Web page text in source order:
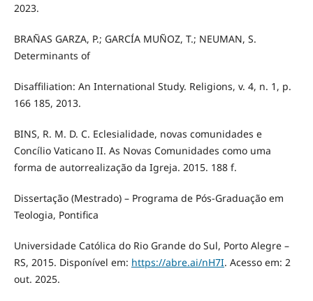
2023.
BRAÑAS GARZA, P.; GARCÍA MUÑOZ, T.; NEUMAN, S.
Determinants of
Disaffiliation: An International Study. Religions, v. 4, n. 1, p.
166 185, 2013.
BINS, R. M. D. C. Eclesialidade, novas comunidades e
Concílio Vaticano II. As Novas Comunidades como uma
forma de autorrealização da Igreja. 2015. 188 f.
Dissertação (Mestrado) – Programa de Pós-Graduação em
Teologia, Pontifica
Universidade Católica do Rio Grande do Sul, Porto Alegre –
RS, 2015. Disponível em: https://abre.ai/nH7I. Acesso em: 2
out. 2025.